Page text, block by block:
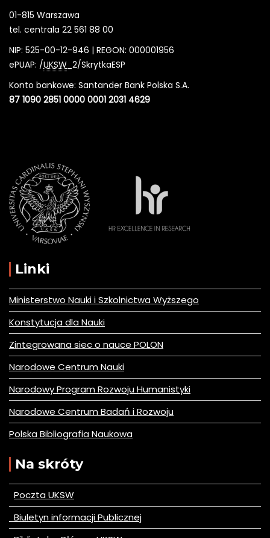
01-815 Warszawa
tel. centrala 22 561 88 00
NIP: 525-00-12-946 | REGON: 000001956
ePUAP: /UKSW _2/SkrytkaESP
Konto bankowe: Santander Bank Polska S.A.
87 1090 2851 0000 0001 2031 4629
Linki
Ministerstwo Nauki i Szkolnictwa Wyższego
Konstytucja dla Nauki
Zintegrowana siec o nauce POLON
Narodowe Centrum Nauki
Narodowy Program Rozwoju Humanistyki
Narodowe Centrum Badań i Rozwoju
Polska Bibliografia Naukowa
Na skróty
Poczta UKSW
Biuletyn informacji Publicznej